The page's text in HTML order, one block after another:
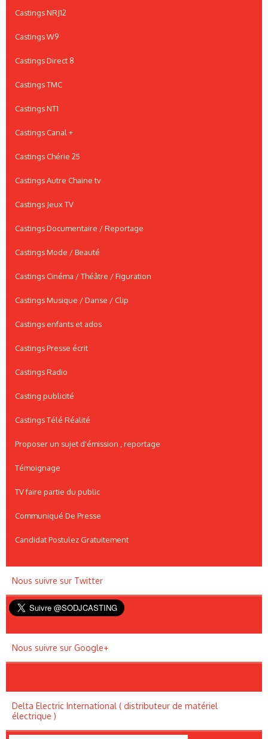
Castings NRJ12
Castings W9
Castings Direct 8
Castings TMC
Castings NT1
Castings Canal +
Castings Chérie 25
Castings Autre Chaine tv
Castings Jeux TV
Castings Documentaire / Reportage
Castings Mode / Beauté
Castings Cinéma / Théâtre / Figuration
Castings Musique / Danse / Clip
Castings enfants et ados
Castings Presse écrit
Castings Radio
Casting publicité
Castings Télé Réalité
Proposer un sujet d'émission , reportage
Témoignage
TV faire partie du public
Communiqué De Presse
Candidat Postulez Gratuitement
Nous suivre sur Twitter
Nous suivre sur Google+
Delta Electric International ( distributeur de matériel
électrique )